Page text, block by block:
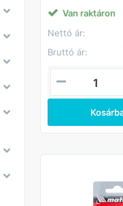
eszköz hasznos
kézművesek,
szakemberek
megkönnyítse a
fúrást.
sebességet és a
minőségét.
A hatszögletű
köszönhetően a
könnyen és
Van raktáron
Nettó ár:
Bruttó ár: